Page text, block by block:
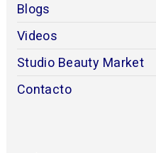
Blogs
Videos
Studio Beauty Market
Contacto